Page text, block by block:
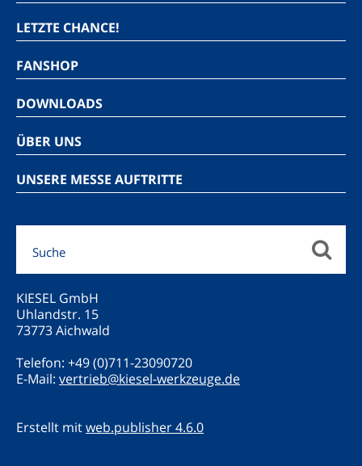
LETZTE CHANCE!
FANSHOP
DOWNLOADS
ÜBER UNS
UNSERE MESSE AUFTRITTE
KIESEL GmbH
Uhlandstr. 15
73773 Aichwald
Telefon: +49 (0)711-23090720
E-Mail: vertrieb@kiesel-werkzeuge.de
Erstellt mitweb.publisher 4.6.0